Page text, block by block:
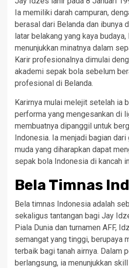
Ia memiliki darah campuran,
berasal dari Belanda dan ibunya
latar belakang yang kaya
menunjukkan minatnya dalam
Karir profesionalnya dimulai
akademi sepak bola sebelum
profesional di Belanda.
Karirnya mulai melejit setelah ia
performa yang mengesankan di
membuatnya dipanggil untuk
Indonesia. Ia menjadi bagian
muda yang diharapkan dapat
sepak bola Indonesia di kancah
Bela Timnas
Bela timnas Indonesia adalah
sekaligus tantangan bagi Jay
Piala Dunia dan turnamen AFF,
semangat yang tinggi, berupaya
terbaik bagi tanah airnya. Dalam
berlangsung, ia menunjukkan